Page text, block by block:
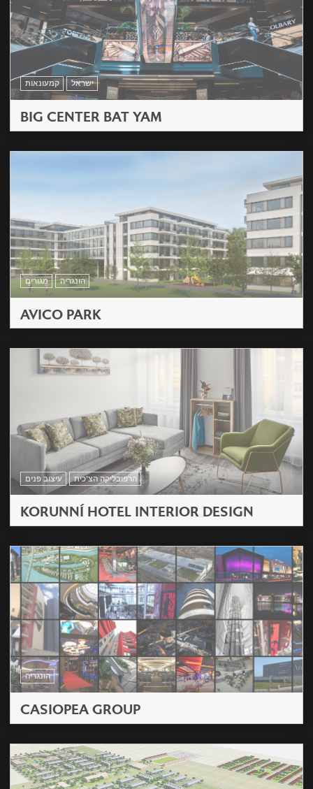
ישראל קמעונאות
BIG CENTER BAT YAM
הונגריה מגורים
AVICO PARK
הרפובליקה הצ'כית עיצוב פנים
KORUNNÍ HOTEL INTERIOR DESIGN
הונגריה
CASIOPEA GROUP